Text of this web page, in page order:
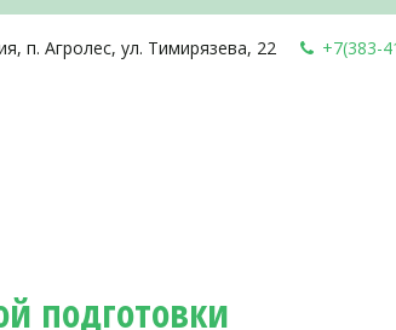
+7(383-
, п. Агролес, ул. Тимирязева, 22
подготовки